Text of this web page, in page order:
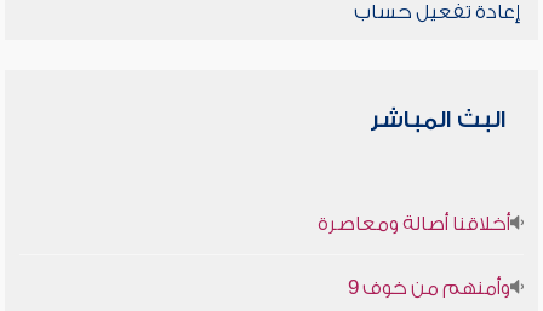
إعادة تفعيل حساب
البث المباشر
أخلاقنا أصالة ومعاصرة
وأمنهم من خوف 9